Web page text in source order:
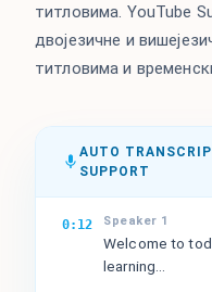
титловима. YouTube
двојезичне и
титловима и
AUTO
SUPPORT
0:12 Speaker 1
Welcome to
learning...